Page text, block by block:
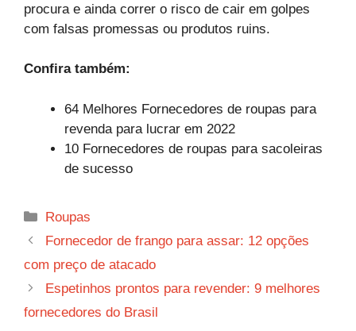
procura e ainda correr o risco de cair em golpes
com falsas promessas ou produtos ruins.
Confira também:
64 Melhores Fornecedores de roupas para
revenda para lucrar em 2022
10 Fornecedores de roupas para sacoleiras
de sucesso
Categorias
Roupas
Fornecedor de frango para assar: 12 opções
com preço de atacado
Espetinhos prontos para revender: 9 melhores
fornecedores do Brasil